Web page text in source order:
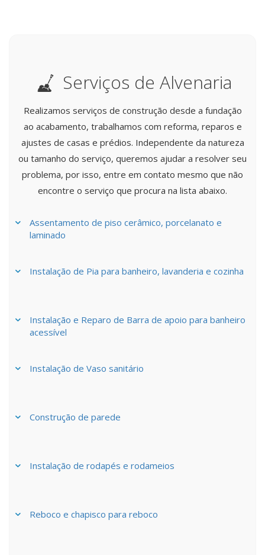
Serviços de Alvenaria
Realizamos serviços de construção desde a fundação
ao acabamento, trabalhamos com reforma, reparos e
ajustes de casas e prédios. Independente da natureza
ou tamanho do serviço, queremos ajudar a resolver seu
problema, por isso, entre em contato mesmo que não
encontre o serviço que procura na lista abaixo.
Assentamento de piso cerâmico, porcelanato e
laminado
Instalação de Pia para banheiro, lavanderia e cozinha
Instalação e Reparo de Barra de apoio para banheiro
acessível
Instalação de Vaso sanitário
Construção de parede
Instalação de rodapés e rodameios
Reboco e chapisco para reboco